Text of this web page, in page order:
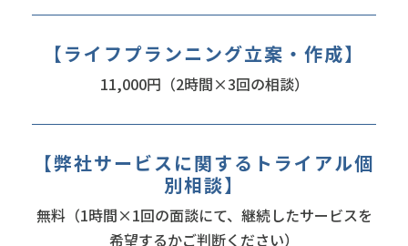
【ライフプランニング立案・作成】
11,000円（2時間×3回の相談）
【弊社サービスに関するトライアル個
別相談】
無料（1時間×1回の面談にて、継続したサービスを
希望するかご判断ください）